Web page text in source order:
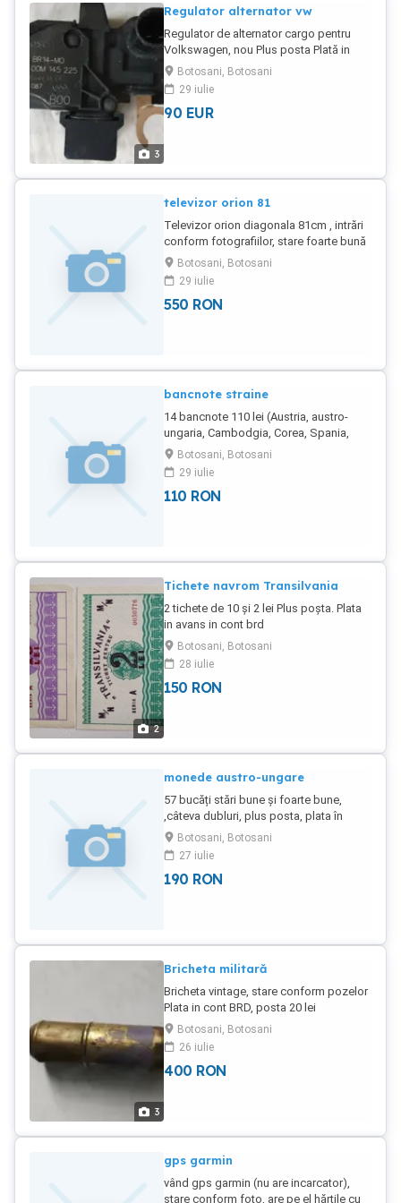
3
Regulator alternator vw
Regulator de alternator cargo pentru
Volkswagen, nou Plus posta Plată in
cont brd
Botosani, Botosani
29 iulie
90 EUR
televizor orion 81
Televizor orion diagonala 81cm , intrări
conform fotografiilor, stare foarte bună
foto la cerere
Botosani, Botosani
29 iulie
550 RON
bancnote straine
14 bancnote 110 lei (Austria, austro-
ungaria, Cambodgia, Corea, Spania,
India, Egipt, Belarus) Se dau și separat.
Poșta 18 lei cu plata in cont brd și 25 lei
ramburs la cerere poze
Botosani, Botosani
29 iulie
110 RON
2
Tichete navrom Transilvania
2 tichete de 10 și 2 lei Plus poșta. Plata
in avans in cont brd
Botosani, Botosani
28 iulie
150 RON
monede austro-ungare
57 bucăți stări bune și foarte bune,
,câteva dubluri, plus posta, plata în
avans in cont brd poze la cerere
Botosani, Botosani
27 iulie
190 RON
3
Bricheta militară
Bricheta vintage, stare conform pozelor
Plata in cont BRD, posta 20 lei
Botosani, Botosani
26 iulie
400 RON
gps garmin
vând gps garmin (nu are incarcator),
stare conform foto, are pe el hărtile cu